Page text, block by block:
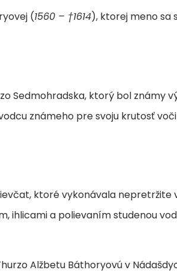
(1560 – †1614), ktorej meno sa
Sedmohradska, ktorý bol známy
známeho pre svoju krutosť
ktoré vykonávala nepretržite
ihlicami a polievaním studenou
Alžbetu Báthoryovú v